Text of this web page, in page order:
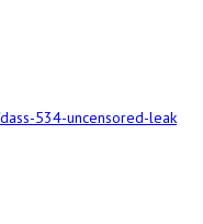
534-uncensored-leak